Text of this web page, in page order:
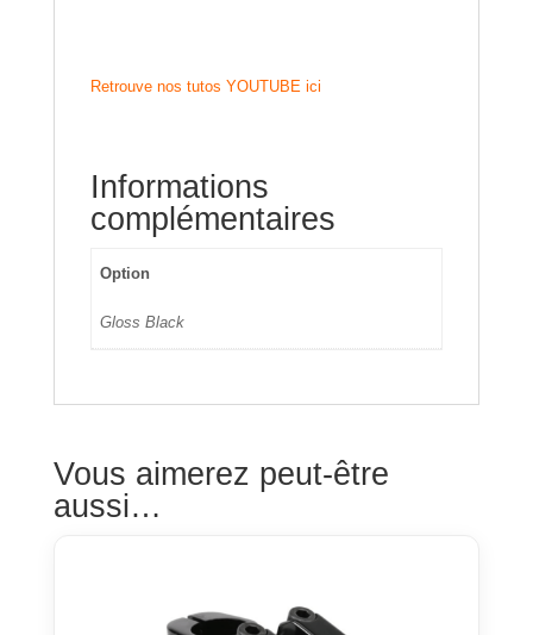
Retrouve nos tutos YOUTUBE ici
Informations
complémentaires
Option
Gloss Black
Vous aimerez peut-être
aussi…